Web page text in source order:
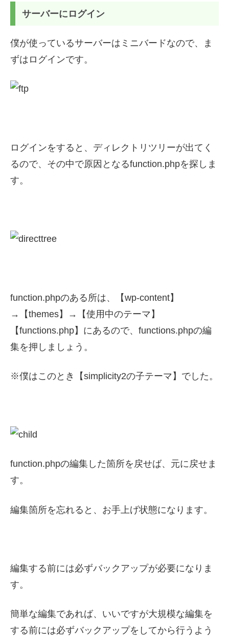
サーバーにログイン
僕が使っているサーバーはミニバードなので、ま
ずはログインです。
ログインをすると、ディレクトリツリーが出てく
るので、その中で原因となるfunction.phpを探しま
す。
function.phpのある所は、【wp-content】
→【themes】→【使用中のテーマ】
【functions.php】にあるので、functions.phpの編
集を押しましょう。
※僕はこのとき【simplicity2の子テーマ】でした。
function.phpの編集した箇所を戻せば、元に戻せま
す。
編集箇所を忘れると、お手上げ状態になります。
編集する前には必ずバックアップが必要になりま
す。
簡単な編集であれば、いいですが大規模な編集を
する前には必ずバックアップをしてから行うよう